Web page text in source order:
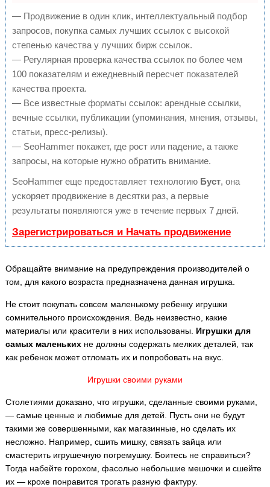
— Продвижение в один клик, интеллектуальный подбор
запросов, покупка самых лучших ссылок с высокой
степенью качества у лучших бирж ссылок.
— Регулярная проверка качества ссылок по более чем
100 показателям и ежедневный пересчет показателей
качества проекта.
— Все известные форматы ссылок: арендные ссылки,
вечные ссылки, публикации (упоминания, мнения, отзывы,
статьи, пресс-релизы).
— SeoHammer покажет, где рост или падение, а также
запросы, на которые нужно обратить внимание.
SeoHammer еще предоставляет технологию Буст, она
ускоряет продвижение в десятки раз, а первые
результаты появляются уже в течение первых 7 дней.
Зарегистрироваться и Начать продвижение
Обращайте внимание на предупреждения производителей о
том, для какого возраста предназначена данная игрушка.
Не стоит покупать совсем маленькому ребенку игрушки
сомнительного происхождения. Ведь неизвестно, какие
материалы или красители в них использованы. Игрушки для
самых маленькихне должны содержать мелких деталей, так
как ребенок может отломать их и попробовать на вкус.
Игрушки своими руками
Столетиями доказано, что игрушки, сделанные своими руками,
— самые ценные и любимые для детей. Пусть они не будут
такими же совершенными, как магазинные, но сделать их
несложно. Например, сшить мишку, связать зайца или
смастерить игрушечную погремушку. Боитесь не справиться?
Тогда набейте горохом, фасолью небольшие мешочки и сшейте
их — крохе понравится трогать разную фактуру.